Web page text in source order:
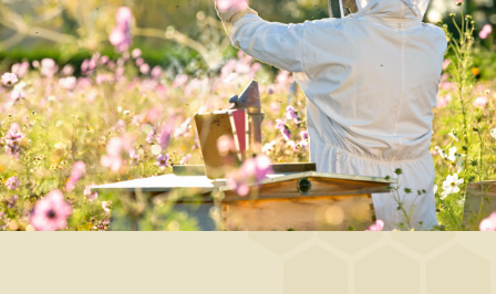
med
creme
fraiche
og
brændt,
hvid
chokolade
hyldeblomst
is
agavesirup og
hindbær
smoothie